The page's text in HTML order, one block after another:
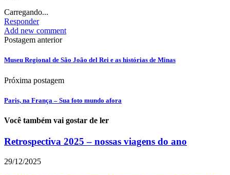
Carregando...
Responder
Add new comment
Postagem anterior
Museu Regional de São João del Rei e as histórias de Minas
Próxima postagem
Paris, na França – Sua foto mundo afora
Você também vai gostar de ler
Retrospectiva 2025 – nossas viagens do ano
29/12/2025